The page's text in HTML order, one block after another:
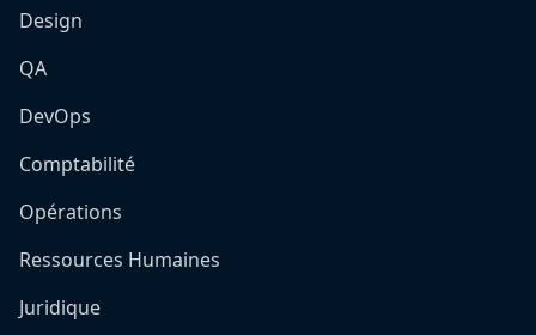
Design
QA
DevOps
Comptabilité
Opérations
Ressources Humaines
Juridique